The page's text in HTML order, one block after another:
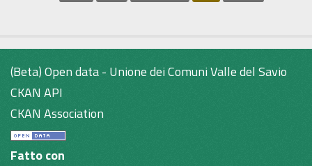
(Beta) Open data - Unione dei Comuni Valle del Savio
CKAN API
CKAN Association
Fatto con